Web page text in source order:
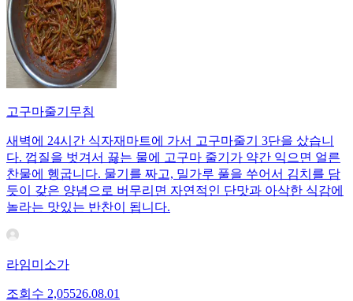
고구마줄기무침
새벽에 24시간 식자재마트에 가서 고구마줄기 3단을 샀습니
다. 껍질을 벗겨서 끓는 물에 고구마 줄기가 약간 익으면 얼른
찬물에 헹굽니다. 물기를 짜고, 밀가루 풀을 쑤어서 김치를 담
듯이 갖은 양념으로 버무리면 자연적인 단맛과 아삭한 식감에
놀라는 맛있는 반찬이 됩니다.
라임미소가
조회수 2,05526.08.01